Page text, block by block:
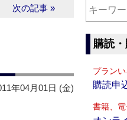
次の記事 »
年04月01日 (金)
購読
プラン
購読申
書籍、